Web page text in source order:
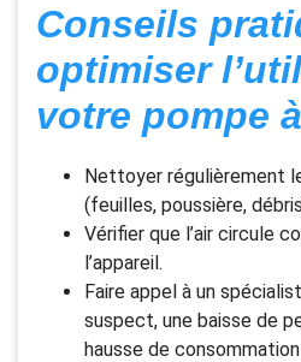
Conseils
optimiser
votre pompe
Nettoyer régulièrement
(feuilles, poussière,
Vérifier que l’air circule
l’appareil.
Faire appel à un
suspect, une baisse de
hausse de